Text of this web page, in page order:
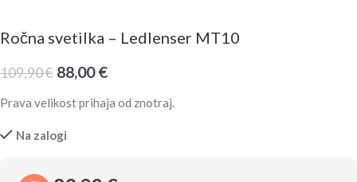
Ročna svetilka – Ledlenser MT10
109,90€ 88,00€
Prava velikost prihaja od znotraj.
Na zalogi